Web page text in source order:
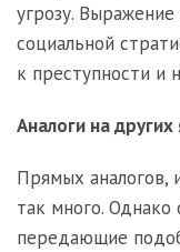
угрозу.
социальной
к преступности и
Аналоги на других
Прямых аналогов,
так много.
передающие